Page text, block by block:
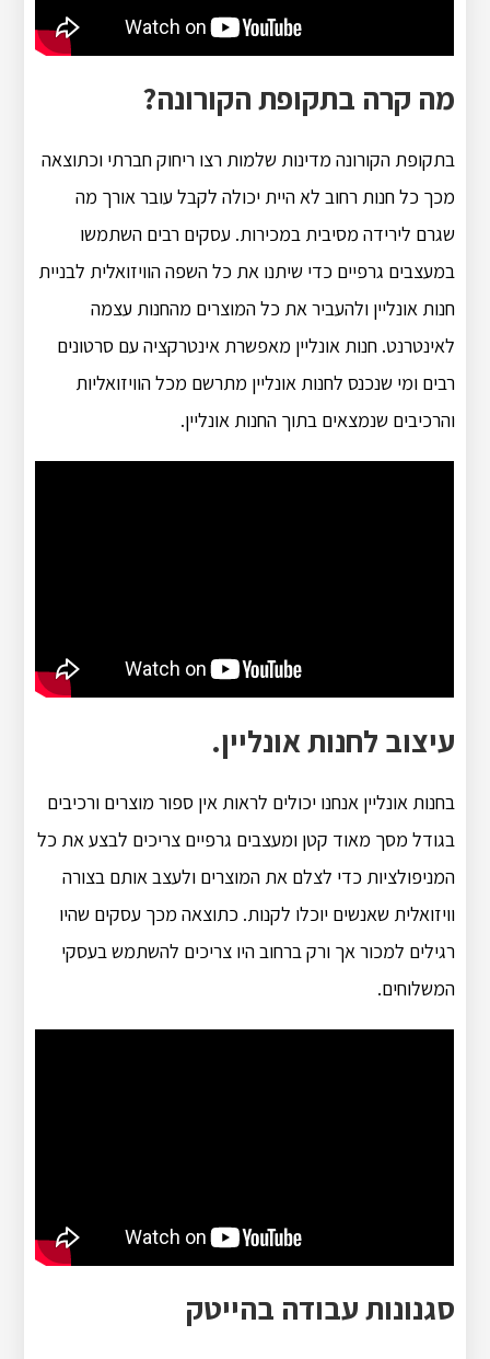
מה קרה בתקופת הקורונה?
בתקופת הקורונה מדינות שלמות רצו ריחוק חברתי וכתוצאה
מכך כל חנות רחוב לא היית יכולה לקבל עובר אורך מה
שגרם לירידה מסיבית במכירות. עסקים רבים השתמשו
במעצבים גרפיים כדי שיתנו את כל השפה הוויזואלית לבניית
חנות אונליין ולהעביר את כל המוצרים מהחנות עצמה
לאינטרנט. חנות אונליין מאפשרת אינטרקציה עם סרטונים
רבים ומי שנכנס לחנות אונליין מתרשם מכל הוויזואליות
והרכיבים שנמצאים בתוך החנות אונליין.
עיצוב לחנות אונליין.
בחנות אונליין אנחנו יכולים לראות אין ספור מוצרים ורכיבים
בגודל מסך מאוד קטן ומעצבים גרפיים צריכים לבצע את כל
המניפולציות כדי לצלם את המוצרים ולעצב אותם בצורה
וויזואלית שאנשים יוכלו לקנות. כתוצאה מכך עסקים שהיו
רגילים למכור אך ורק ברחוב היו צריכים להשתמש בעסקי
המשלוחים.
סגנונות עבודה בהייטק